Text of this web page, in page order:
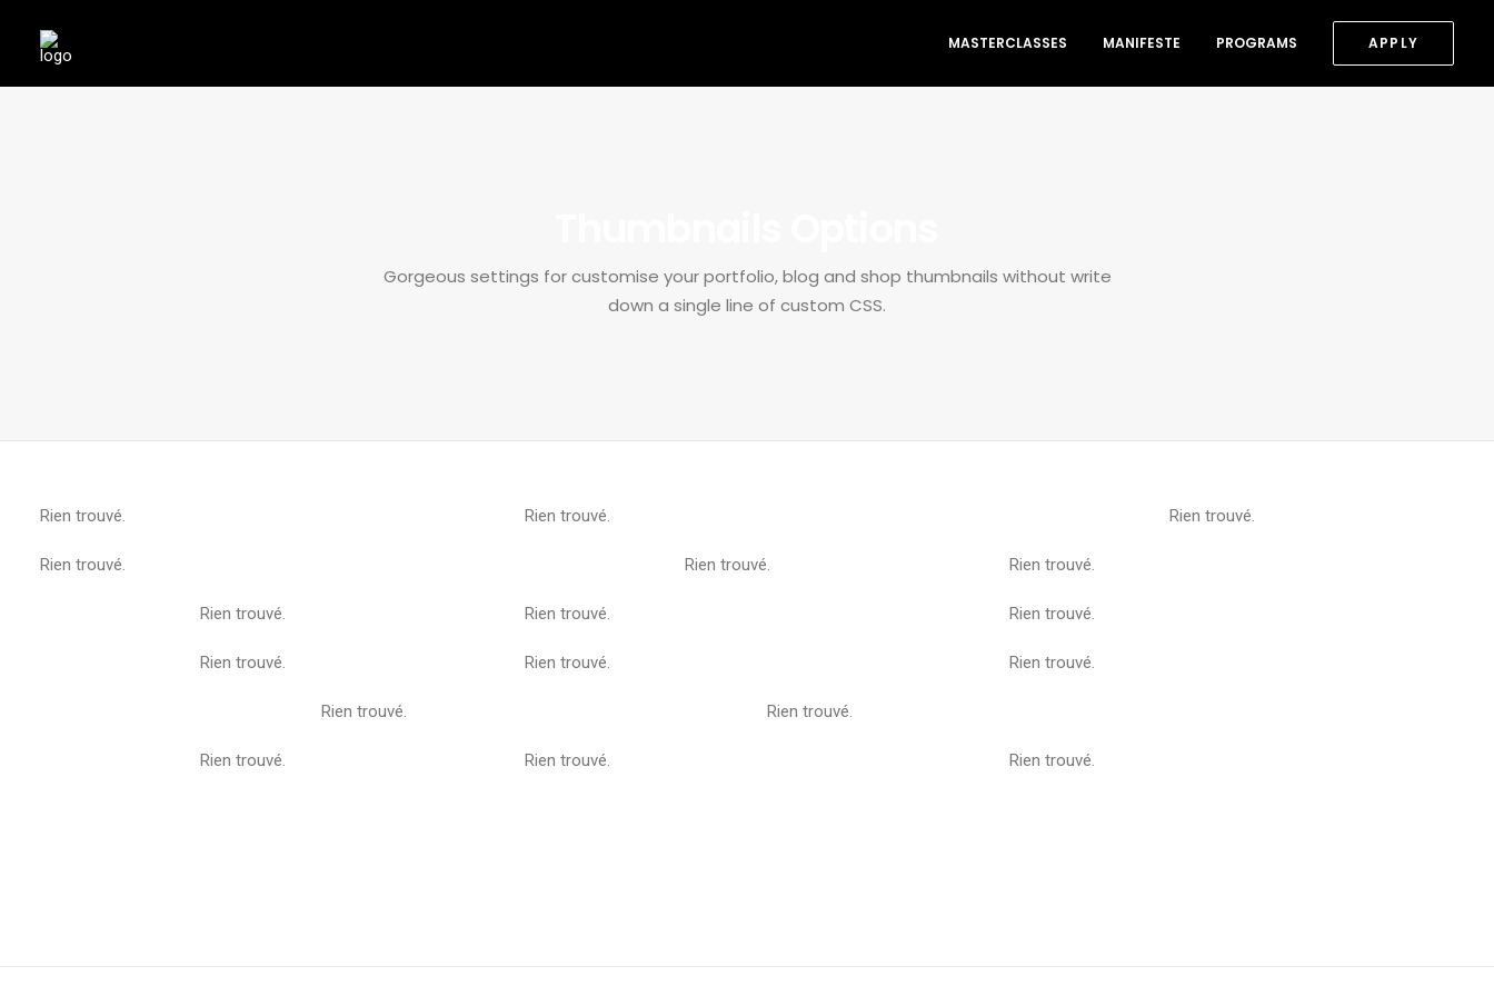
MASTERCLASSES MANIFESTE PROGRAMS APPLY
Gorgeous settings for customise your portfolio, blog and shop thumbnails without write
down a single line of custom CSS.
Rien trouvé. Rien trouvé. Rien trouvé.
Rien trouvé. Rien trouvé. Rien trouvé.
Rien trouvé. Rien trouvé. Rien trouvé.
Rien trouvé. Rien trouvé. Rien trouvé.
Rien trouvé. Rien trouvé.
Rien trouvé. Rien trouvé. Rien trouvé.